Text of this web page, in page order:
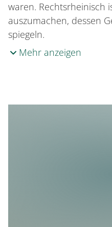
waren. Rechtsrheinisch
auszumachen, dessen
spiegeln.
Mehr anzeigen